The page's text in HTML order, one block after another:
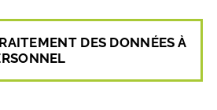
DES DONNÉES À